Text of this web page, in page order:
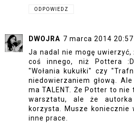
ODPOWIEDZ
DWOJRA 7 marca 2014 20:57
Ja nadal nie mogę uwierzyć,
coś innego, niż Pottera
"Wołania kukułki" czy
niedowierzaniem głową.
ma TALENT. Że Potter to
warsztatu, ale że
korzysta. Musze koniecznie
inne prace.